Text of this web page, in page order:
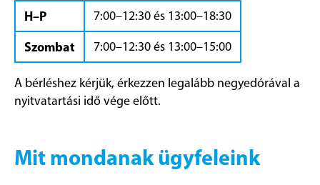
H–P 7:00–12:30 és 13:00–18:30
Szombat 7:00–12:30 és 13:00–15:00
A bérléshez kérjük, érkezzen legalább negyedórával a
nyitvatartási idő vége előtt.
Mit mondanak ügyfeleink